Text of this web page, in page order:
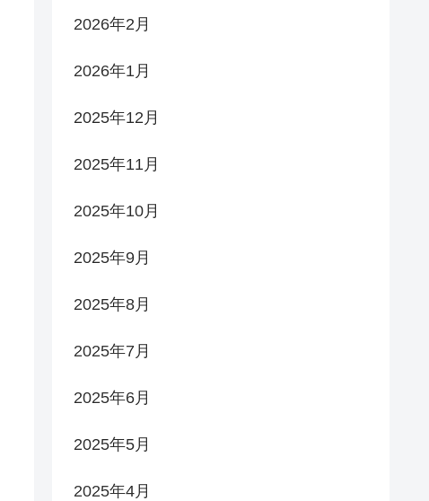
2026年2月
2026年1月
2025年12月
2025年11月
2025年10月
2025年9月
2025年8月
2025年7月
2025年6月
2025年5月
2025年4月